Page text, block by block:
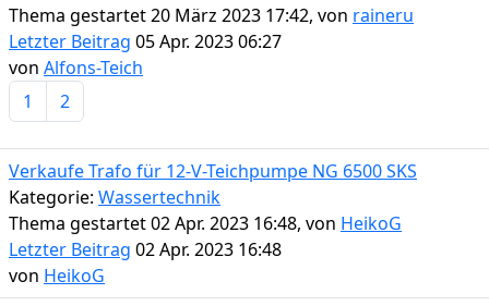
Thema gestartet 20 März 2023 17:42, von raineru
Letzter Beitrag 05 Apr. 2023 06:27
von Alfons-Teich
1
2
Verkaufe Trafo für 12-V-Teichpumpe NG 6500 SKS
Kategorie: Wassertechnik
Thema gestartet 02 Apr. 2023 16:48, von HeikoG
Letzter Beitrag 02 Apr. 2023 16:48
von HeikoG